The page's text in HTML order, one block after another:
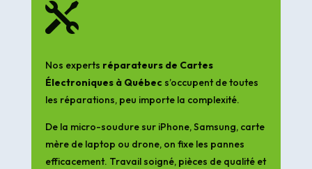

Nos experts réparateurs de Cartes
Électroniques à Québecs’occupent de toutes
les réparations, peu importe la complexité.
De la micro-soudure sur iPhone, Samsung, carte
mère de laptop ou drone, on fixe les pannes
efficacement. Travail soigné, pièces de qualité et